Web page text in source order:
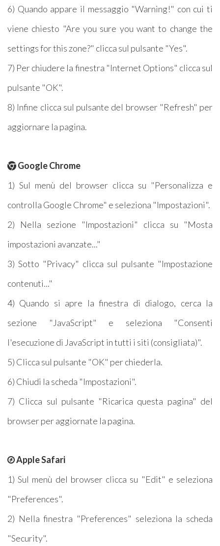
6) Quando appare il messaggio "Warning!" con cui ti
viene chiesto "Are you sure you want to change the
settings for this zone?" clicca sul pulsante "Yes".
7) Per chiudere la finestra "Internet Options" clicca sul
pulsante "OK".
8) Infine clicca sul pulsante del browser "Refresh" per
aggiornare la pagina.
Google Chrome
1) Sul menù del browser clicca su "Personalizza e
controlla Google Chrome" e seleziona "Impostazioni".
2) Nella sezione "Impostazioni" clicca su "Mosta
impostazioni avanzate..."
3) Sotto "Privacy" clicca sul pulsante "Impostazione
contenuti..."
4) Quando si apre la finestra di dialogo, cerca la
sezione "JavaScript" e seleziona "Consenti
l'esecuzione di JavaScript in tutti i siti (consigliata)".
5) Clicca sul pulsante "OK" per chiederla.
6) Chiudi la scheda "Impostazioni".
7) Clicca sul pulsante "Ricarica questa pagina" del
browser per aggiornate la pagina.
Apple Safari
1) Sul menù del browser clicca su "Edit" e seleziona
"Preferences".
2) Nella finestra "Preferences" seleziona la scheda
"Security".